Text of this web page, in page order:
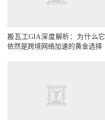
搬瓦工GIA深度解析：为什么它
依然是跨境网络加速的黄金选择